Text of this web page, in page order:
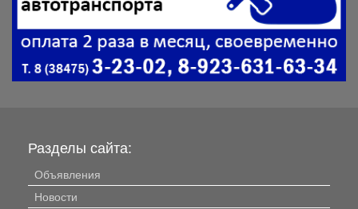
Разделы сайта:
Объявления
Новости